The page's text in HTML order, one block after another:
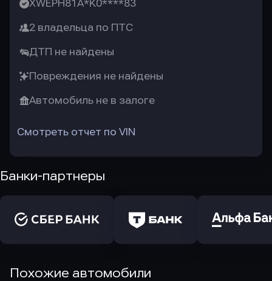
XWEPH81A*K0****83
2 владельца по ПТС
ДТП не найдены
Повреждения не найдены
Автомобиль не в залоге
Смотреть отчет по VIN
Банки-партнеры
Похожие автомобили